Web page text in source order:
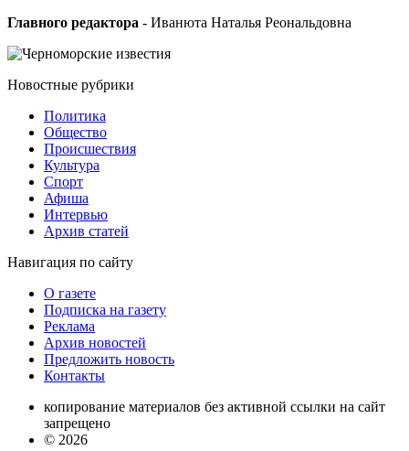
Главного редактора - Иванюта Наталья Реональдовна
Новостные рубрики
Политика
Общество
Проиcшествия
Культура
Спорт
Афиша
Интервью
Архив статей
Навигация по сайту
О газете
Подписка на газету
Реклама
Архив новостей
Предложить новость
Контакты
копирование материалов без активной ссылки на сайт
запрещено
© 2026